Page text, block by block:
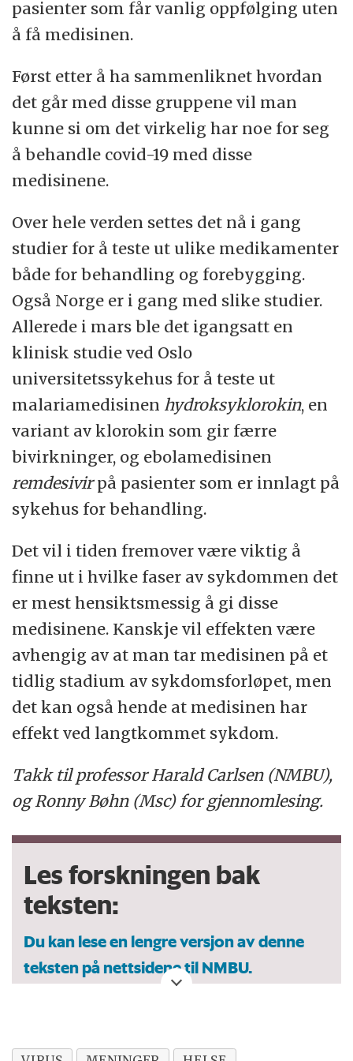
pasienter som får vanlig oppfølging uten
å få medisinen.
Først etter å ha sammenliknet hvordan
det går med disse gruppene vil man
kunne si om det virkelig har noe for seg
å behandle covid-19 med disse
medisinene.
Over hele verden settes det nå i gang
studier for å teste ut ulike medikamenter
både for behandling og forebygging.
Også Norge er i gang med slike studier.
Allerede i mars ble det igangsatt en
klinisk studie ved Oslo
universitetssykehus for å teste ut
malariamedisinen hydroksyklorokin, en
variant av klorokin som gir færre
bivirkninger, og ebolamedisinen
remdesivirpå pasienter som er innlagt på
sykehus for behandling.
Det vil i tiden fremover være viktig å
finne ut i hvilke faser av sykdommen det
er mest hensiktsmessig å gi disse
medisinene. Kanskje vil effekten være
avhengig av at man tar medisinen på et
tidlig stadium av sykdomsforløpet, men
det kan også hende at medisinen har
effekt ved langtkommet sykdom.
Takk til professor Harald Carlsen (NMBU),
og Ronny Bøhn (Msc) for gjennomlesing.
Les forskningen bak
teksten:
Du kan lese en lengre versjon av denne
teksten på nettsidene til NMBU.